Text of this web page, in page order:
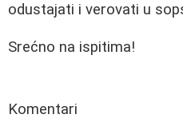
odustajati i verovati u
Srećno na ispitima!
Komentari